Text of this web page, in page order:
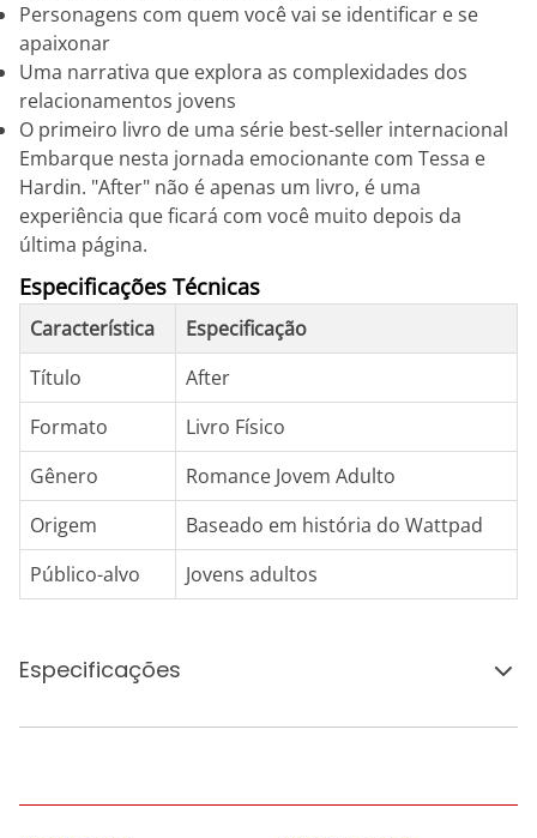
Personagens com quem você vai se identificar e se
apaixonar
Uma narrativa que explora as complexidades dos
relacionamentos jovens
O primeiro livro de uma série best-seller internacional
Embarque nesta jornada emocionante com Tessa e
Hardin. "After" não é apenas um livro, é uma
experiência que ficará com você muito depois da
última página.
Especificações Técnicas
Característica
Especificação
Título
After
Formato
Livro Físico
Gênero
Romance Jovem Adulto
Origem
Baseado em história do Wattpad
Público-alvo
Jovens adultos
Especificações